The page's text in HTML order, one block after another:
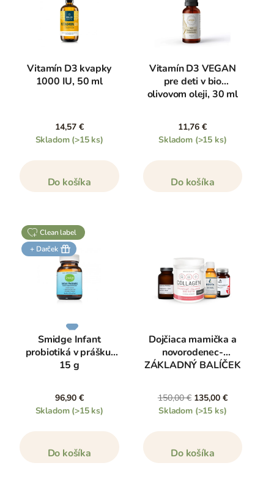
Vitamín D3 kvapky
1000 IU, 50 ml
14,57 €
Skladom (>15 ks)
Do košíka
Vitamín D3 VEGAN
pre deti v bio
olivovom oleji, 30 ml
11,76 €
Skladom (>15 ks)
Do košíka
clean label
+ Darček
Smidge Infant
probiotiká v prášku,
15 g
96,90 €
Skladom (>15 ks)
Do košíka
Dojčiaca mamička a
novorodenec-
ZÁKLADNÝ BALÍČEK
150,00 € 135,00 €
Skladom (>15 ks)
Do košíka